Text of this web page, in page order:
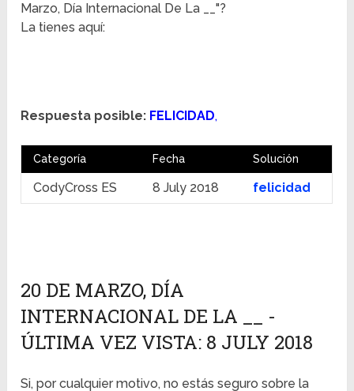
Marzo, Día Internacional De La __"?
La tienes aquí:
Respuesta posible: FELICIDAD,
Categoría Fecha Solución
CodyCross ES 8 July 2018 felicidad
20 DE MARZO, DÍA
INTERNACIONAL DE LA __ -
ÚLTIMA VEZ VISTA: 8 JULY 2018
Si, por cualquier motivo, no estás seguro sobre la